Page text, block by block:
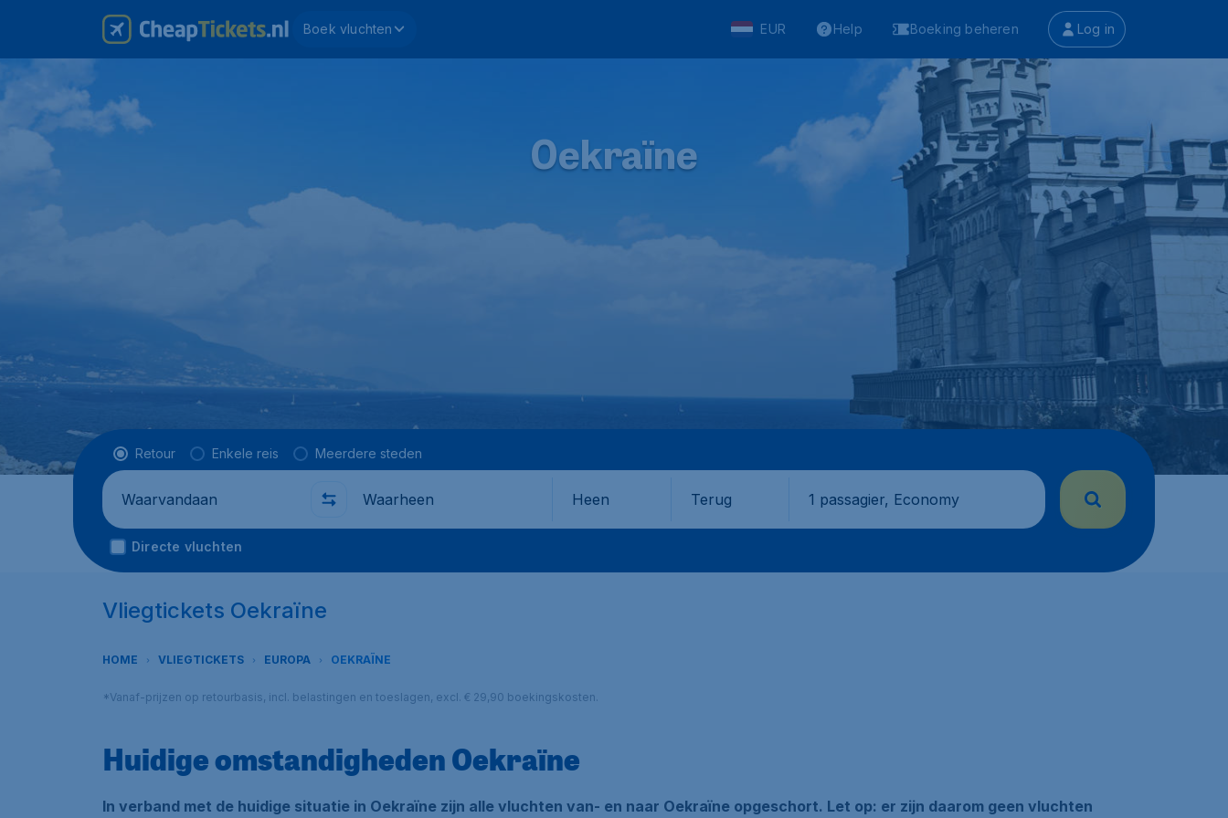
Boek vluchten EUR Help Boeking beheren Log in
Oekraïne
Vluchttype
Retour Enkele reis Meerdere steden
Waarvandaan Waarheen Heen Terug 1 passagier, Economy
Directe vluchten
Vliegtickets Oekraïne
HOME VLIEGTICKETS EUROPA OEKRAÏNE
*Vanaf-prijzen op retourbasis, incl. belastingen en toeslagen, excl. € 29,90 boekingskosten.
Huidige omstandigheden Oekraïne
In verband met de huidige situatie in Oekraïne zijn alle vluchten van- en naar Oekraïne opgeschort. Let op: er zijn daarom geen vluchten